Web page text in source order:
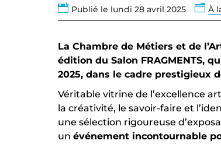
 Publié le lundi 28 avril 2025 n À
La Chambre de Métiers et de
édition du Salon FRAGMENTS,
2025, dans le cadre prestigieux
Véritable vitrine de l’excellence
la créativité, le savoir-faire et
une sélection rigoureuse
un événement incontournable